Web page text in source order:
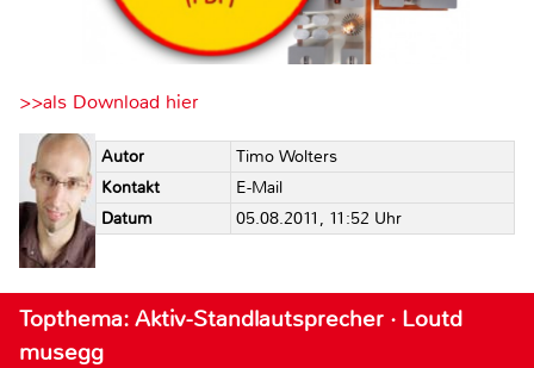
>>als Download hier
Autor
Timo Wolters
Kontakt
E-Mail
Datum
05.08.2011, 11:52 Uhr
Topthema: Aktiv-Standlautsprecher · Loutd
musegg